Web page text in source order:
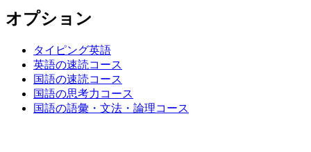
オプション
タイピング英語
英語の速読コース
国語の速読コース
国語の思考力コース
国語の語彙・文法・論理コース